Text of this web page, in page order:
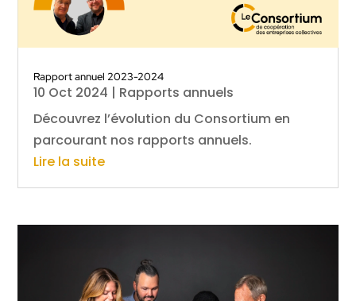
Rapport annuel 2023-2024
10 Oct 2024 | Rapports annuels
Découvrez l’évolution du Consortium en
parcourant nos rapports annuels.
Lire la suite